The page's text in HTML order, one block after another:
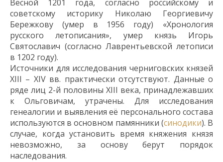
Весной 1201 года, согласно российскому и
советскому историку Николаю Георгиевичу
Бережкову (умер в 1956 году)
«Хронология
русского летописания», умер князь Игорь
Святославич (согласно Лаврентьевской летописи
в 1202 году).
Источники для исследования черниговских князей
XIII – XIVвв. практически отсутствуют. Данные о
ряде лиц 2-й половины XIII века, принадлежавших
к Ольговичам, утрачены. Для исследования
генеалогии и выявления её персонального состава
используются в основном памянники (синодики). В
случае, когда установить время княжения князя
невозможно, за основу берут порядок
наследования.